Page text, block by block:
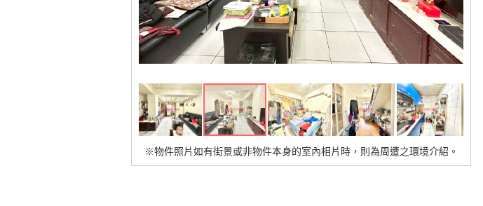
※物件照片如有街景或非物件本身的室內相片時，則為周遭之環境介紹。